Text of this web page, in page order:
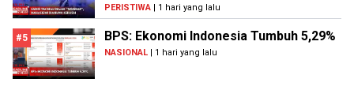
PERISTIWA | 1 hari yang lalu
#5 BPS: Ekonomi Indonesia Tumbuh 5,29%
NASIONAL | 1 hari yang lalu